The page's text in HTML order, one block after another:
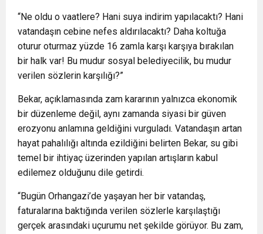
“Ne oldu o vaatlere? Hani suya indirim yapılacaktı? Hani
vatandaşın cebine nefes aldırılacaktı? Daha koltuğa
oturur oturmaz yüzde 16 zamla karşı karşıya bırakılan
bir halk var! Bu mudur sosyal belediyecilik, bu mudur
verilen sözlerin karşılığı?”
Bekar, açıklamasında zam kararının yalnızca ekonomik
bir düzenleme değil, aynı zamanda siyasi bir güven
erozyonu anlamına geldiğini vurguladı. Vatandaşın artan
hayat pahalılığı altında ezildiğini belirten Bekar, su gibi
temel bir ihtiyaç üzerinden yapılan artışların kabul
edilemez olduğunu dile getirdi.
“Bugün Orhangazi’de yaşayan her bir vatandaş,
faturalarına baktığında verilen sözlerle karşılaştığı
gerçek arasındaki uçurumu net şekilde görüyor. Bu zam,